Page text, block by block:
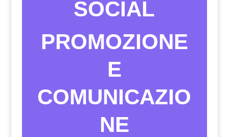
SOCIAL
PROMOZIONE
E
COMUNICAZIO
NE